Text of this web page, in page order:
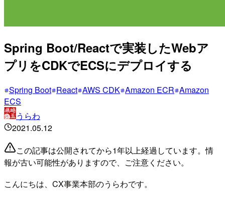
Spring Boot/Reactで実装したWebア
プリをCDKでECSにデプロイする
Spring Boot React AWS CDK Amazon ECR Amazon
ECS
うらわ
2021.05.12
この記事は公開されてから1年以上経過しています。情
報が古い可能性がありますので、ご注意ください。
こんにちは、CX事業本部のうらわです。